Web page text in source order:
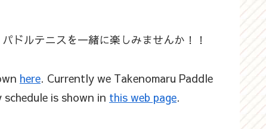
ドルテニスを一緒に楽しみませんか！！
here. Currently we Takenomaru Paddle
is shown in this web page.